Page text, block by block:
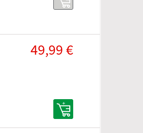
49,99 €